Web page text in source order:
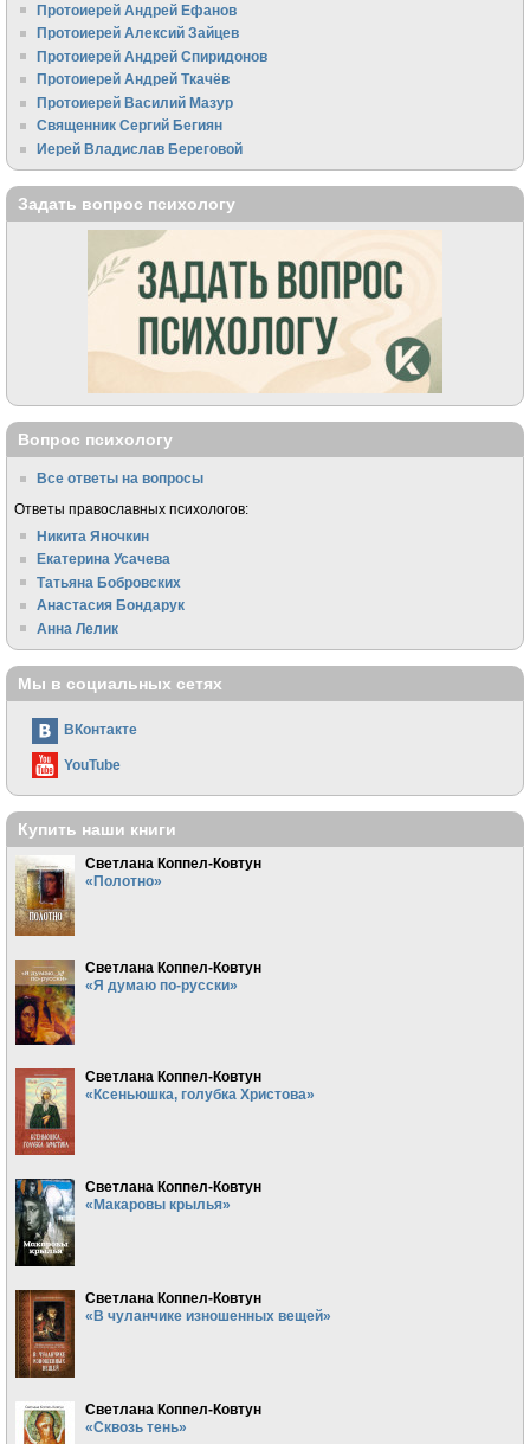
Протоиерей Андрей Ефанов
Протоиерей Алексий Зайцев
Протоиерей Андрей Спиридонов
Протоиерей Андрей Ткачёв
Протоиерей Василий Мазур
Священник Сергий Бегиян
Иерей Владислав Береговой
Задать вопрос психологу
Вопрос психологу
Все ответы на вопросы
Ответы православных психологов:
Никита Яночкин
Екатерина Усачева
Татьяна Бобровских
Анастасия Бондарук
Анна Лелик
Мы в социальных сетях
ВКонтакте
YouTube
Купить наши книги
Светлана Коппел-Ковтун
«Полотно»
Светлана Коппел-Ковтун
«Я думаю по-русски»
Светлана Коппел-Ковтун
«Ксеньюшка, голубка Христова»
Светлана Коппел-Ковтун
«Макаровы крылья»
Светлана Коппел-Ковтун
«В чуланчике изношенных вещей»
Светлана Коппел-Ковтун
«Сквозь тень»